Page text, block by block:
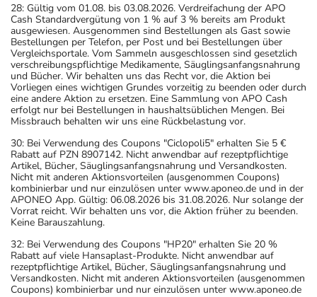
28: Gültig vom 01.08. bis 03.08.2026. Verdreifachung der APO
Cash Standardvergütung von 1 % auf 3 % bereits am Produkt
ausgewiesen. Ausgenommen sind Bestellungen als Gast sowie
Bestellungen per Telefon, per Post und bei Bestellungen über
Vergleichsportale. Vom Sammeln ausgeschlossen sind gesetzlich
verschreibungspflichtige Medikamente, Säuglingsanfangsnahrung
und Bücher. Wir behalten uns das Recht vor, die Aktion bei
Vorliegen eines wichtigen Grundes vorzeitig zu beenden oder durch
eine andere Aktion zu ersetzen. Eine Sammlung von APO Cash
erfolgt nur bei Bestellungen in haushaltsüblichen Mengen. Bei
Missbrauch behalten wir uns eine Rückbelastung vor.
30: Bei Verwendung des Coupons "Ciclopoli5" erhalten Sie 5 €
Rabatt auf PZN 8907142. Nicht anwendbar auf rezeptpflichtige
Artikel, Bücher, Säuglingsanfangsnahrung und Versandkosten.
Nicht mit anderen Aktionsvorteilen (ausgenommen Coupons)
kombinierbar und nur einzulösen unter www.aponeo.de und in der
APONEO App. Gültig: 06.08.2026 bis 31.08.2026. Nur solange der
Vorrat reicht. Wir behalten uns vor, die Aktion früher zu beenden.
Keine Barauszahlung.
32: Bei Verwendung des Coupons "HP20" erhalten Sie 20 %
Rabatt auf viele Hansaplast-Produkte. Nicht anwendbar auf
rezeptpflichtige Artikel, Bücher, Säuglingsanfangsnahrung und
Versandkosten. Nicht mit anderen Aktionsvorteilen (ausgenommen
Coupons) kombinierbar und nur einzulösen unter www.aponeo.de